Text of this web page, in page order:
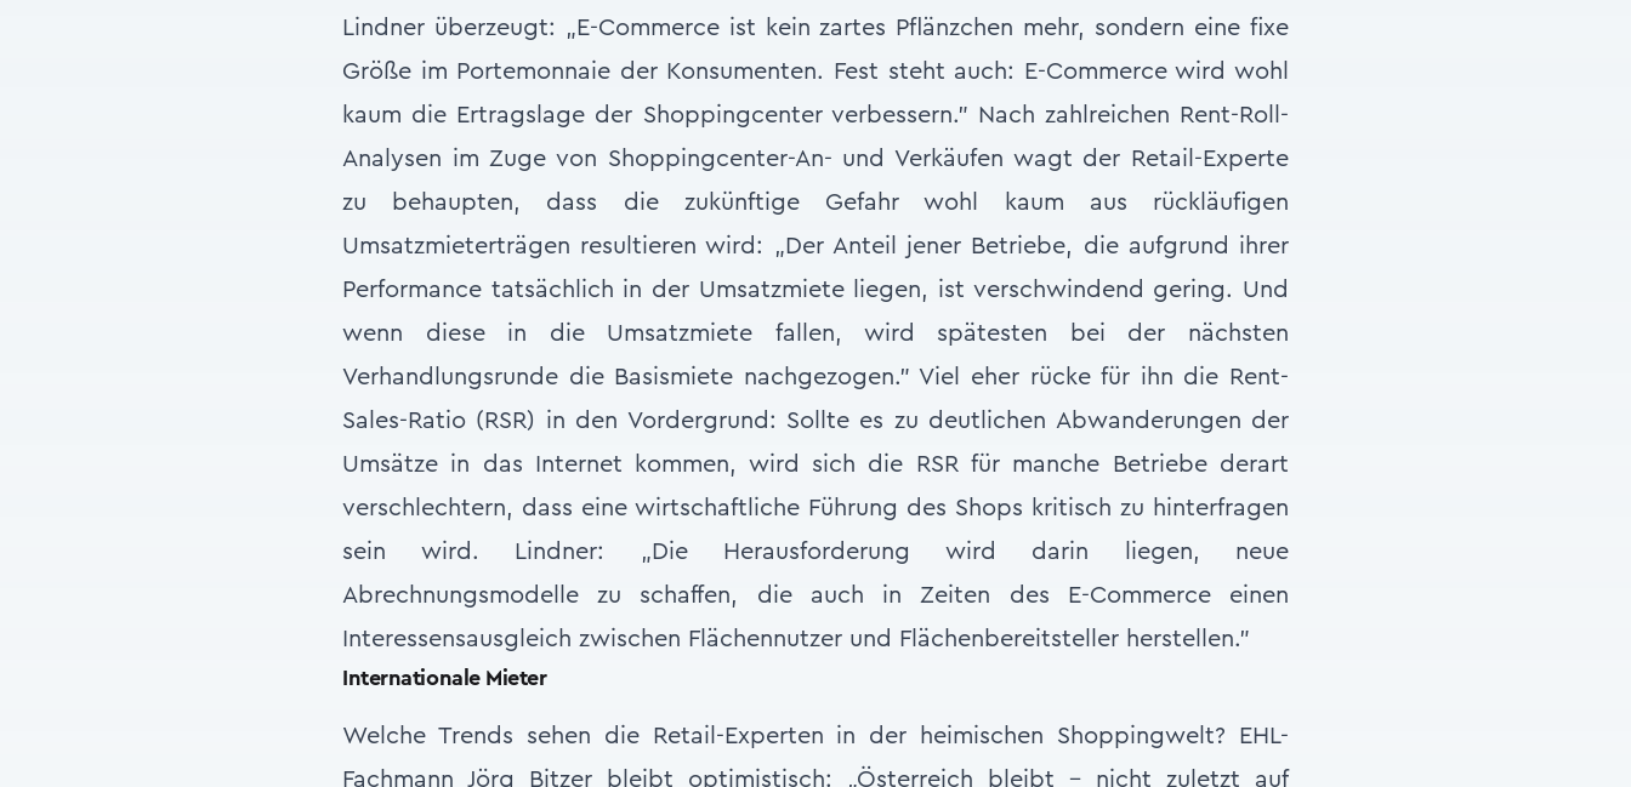
Lindner überzeugt: „E-Commerce ist kein zartes Pflänzchen mehr, sondern eine fixe
Größe im Portemonnaie der Konsumenten. Fest steht auch: E-Commerce wird wohl
kaum die Ertragslage der Shoppingcenter verbessern.” Nach zahlreichen Rent-Roll-
Analysen im Zuge von Shoppingcenter-An- und Verkäufen wagt der Retail-Experte
zu behaupten, dass die zukünftige Gefahr wohl kaum aus rückläufigen
Umsatzmieterträgen resultieren wird: „Der Anteil jener Betriebe, die aufgrund ihrer
Performance tatsächlich in der Umsatzmiete liegen, ist verschwindend gering. Und
wenn diese in die Umsatzmiete fallen, wird spätesten bei der nächsten
Verhandlungsrunde die Basismiete nachgezogen.” Viel eher rücke für ihn die Rent-
Sales-Ratio (RSR) in den Vordergrund: Sollte es zu deutlichen Abwanderungen der
Umsätze in das Internet kommen, wird sich die RSR für manche Betriebe derart
verschlechtern, dass eine wirtschaftliche Führung des Shops kritisch zu hinterfragen
sein wird. Lindner: „Die Herausforderung wird darin liegen, neue
Abrechnungsmodelle zu schaffen, die auch in Zeiten des E-Commerce einen
Interessensausgleich zwischen Flächennutzer und Flächenbereitsteller herstellen.”
Internationale Mieter
Welche Trends sehen die Retail-Experten in der heimischen Shoppingwelt? EHL-
Fachmann Jörg Bitzer bleibt optimistisch: „Österreich bleibt - nicht zuletzt auf